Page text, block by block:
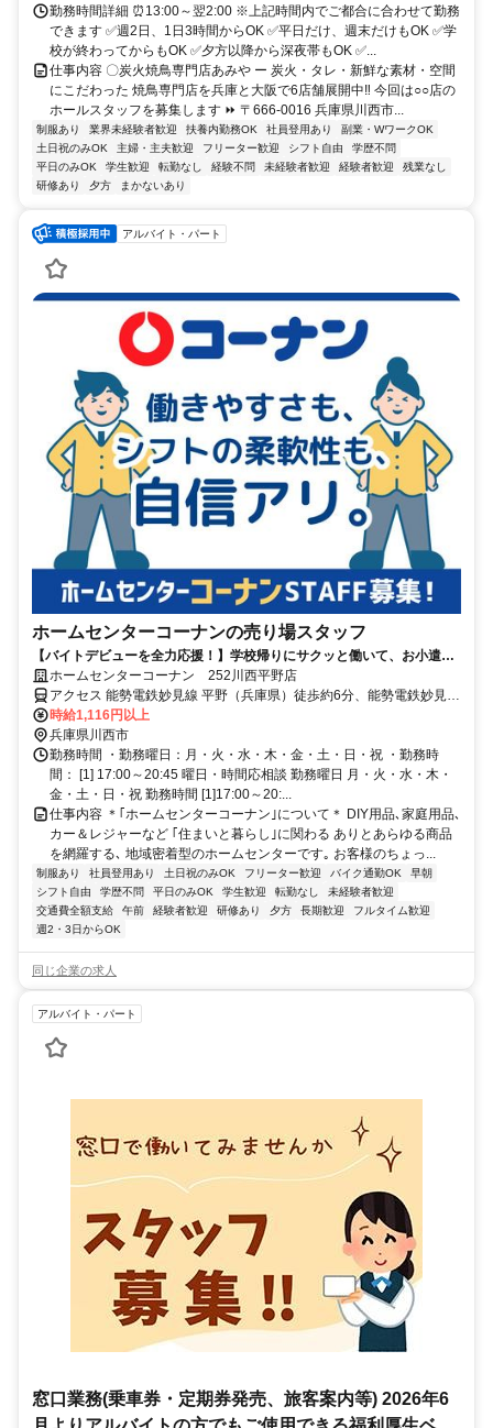
勤務時間詳細 ⏰13:00～翌2:00 ※上記時間内でご都合に合わせて勤務
できます ✅週2日、1日3時間からOK ✅平日だけ、週末だけもOK ✅学
校が終わってからもOK ✅夕方以降から深夜帯もOK ✅...
仕事内容 〇炭火焼鳥専門店あみや ー 炭火・タレ・新鮮な素材・空間
にこだわった 焼鳥専門店を兵庫と大阪で6店舗展開中‼ 今回は○○店の
ホールスタッフを募集します ⏩ 〒666-0016 兵庫県川西市...
制服あり 業界未経験者歓迎 扶養内勤務OK 社員登用あり
副業・WワークOK
土日祝のみOK
主婦・主夫歓迎 フリーター歓迎 シフト自由
学歴不問
平日のみOK
学生歓迎 転勤なし 経験不問 未経験者歓迎 経験者歓迎
残業なし
研修あり
夕方 まかないあり
アルバイト・パート
ホームセンターコーナンの売り場スタッフ
【バイトデビューを全力応援！】学校帰りにサクッと働いて、お小遣い
稼ぎ！新しい出会いが沢山あります◎
ホームセンターコーナン 252川西平野店
アクセス 能勢電鉄妙見線 平野（兵庫県）徒歩約6分、能勢電鉄妙見線
一の鳥居徒歩約14分、能勢電鉄妙見線 多田（兵庫県）徒歩約17分 阪
急バス 平野バス停より徒歩10分
時給1,116円以上
兵庫県川西市
勤務時間 ・勤務曜日：月・火・水・木・金・土・日・祝 ・勤務時
間： [1] 17:00～20:45 曜日・時間応相談 勤務曜日 月・火・水・木・
金・土・日・祝 勤務時間 [1]17:00～20:...
仕事内容 ＊｢ホームセンターコーナン｣について＊ DIY用品､家庭用品､
カー＆レジャーなど ｢住まいと暮らし｣に関わる ありとあらゆる商品
を網羅する､ 地域密着型のホームセンターです｡ お客様のちょっ...
制服あり 社員登用あり 土日祝のみOK フリーター歓迎 バイク通勤OK
早朝
シフト自由
学歴不問 平日のみOK 学生歓迎 転勤なし
未経験者歓迎
交通費全額支給
午前 経験者歓迎 研修あり 夕方 長期歓迎
フルタイム歓迎
週2・3日からOK
同じ企業の求人
アルバイト・パート
窓口業務(乗車券・定期券発売、旅客案内等) 2026年6